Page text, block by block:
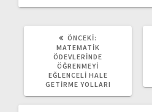
ÖNCEKI:
YAZI:
MATEMATIK
ÖDEVLERINDE
ÖĞRENMEYI
EĞLENCELI HALE
GETIRME YOLLARI